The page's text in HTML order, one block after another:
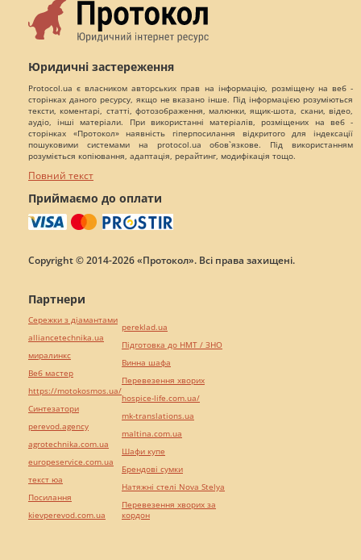
Юридичні застереження
Protocol.ua є власником авторських прав на інформацію, розміщену на веб -
сторінках даного ресурсу, якщо не вказано інше. Під інформацією розуміються
тексти, коментарі, статті, фотозображення, малюнки, ящик-шота, скани, відео,
аудіо, інші матеріали. При використанні матеріалів, розміщених на веб -
сторінках «Протокол» наявність гіперпосилання відкритого для індексації
пошуковими системами на protocol.ua обов`язкове. Під використанням
розуміється копіювання, адаптація, рерайтинг, модифікація тощо.
Повний текст
Приймаємо до оплати
Copyright © 2014-2026 «Протокол». Всі права захищені.
Партнери
Сережки з діамантами
alliancetechnika.ua
миралинкс
Веб мастер
https://motokosmos.ua/
Синтезатори
perevod.agency
agrotechnika.com.ua
europeservice.com.ua
текст юа
Посилання
kievperevod.com.ua
pereklad.ua
Підготовка до НМТ / ЗНО
Винна шафа
Перевезення хворих
hospice-life.com.ua/
mk-translations.ua
maltina.com.ua
Шафи купе
Брендові сумки
Натяжні стелі Nova Stelya
Перевезення хворих за
кордон